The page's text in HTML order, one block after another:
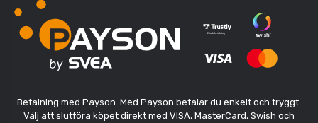
Betalning med Payson. Med Payson betalar du enkelt och tryggt.
Välj att slutföra köpet direkt med VISA, MasterCard, Swish och